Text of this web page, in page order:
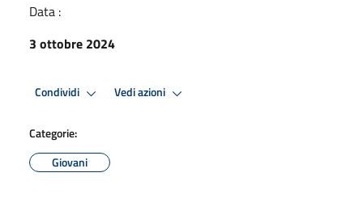
Data :
3 ottobre 2024
Condividi Vedi azioni
Categorie:
Giovani